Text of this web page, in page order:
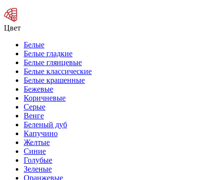
Цвет
Белые
Белые гладкие
Белые глянцевые
Белые классические
Белые крашенные
Бежевые
Коричневые
Серые
Венге
Беленый дуб
Капучино
Желтые
Синие
Голубые
Зеленые
Оранжевые